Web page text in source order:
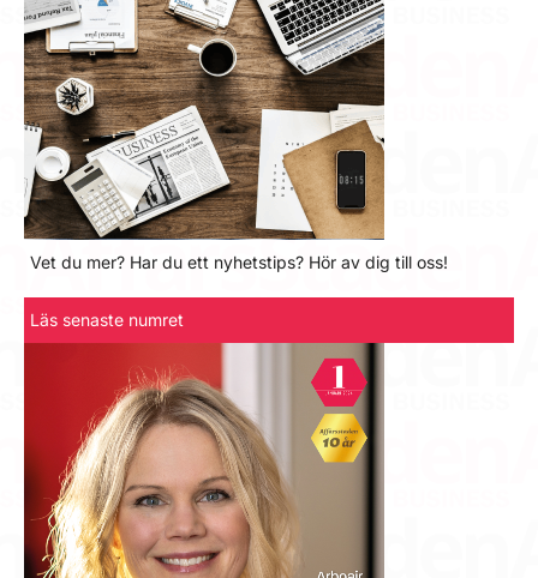
Vet du mer? Har du ett nyhetstips? Hör av dig till oss!
Läs senaste numret